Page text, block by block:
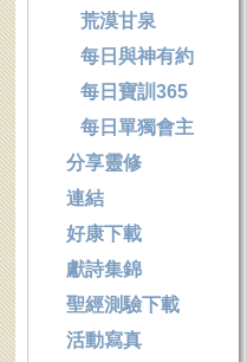
荒漠甘泉
每日與神有約
每日寶訓365
每日單獨會主
分享靈修
連結
好康下載
獻詩集錦
聖經測驗下載
活動寫真